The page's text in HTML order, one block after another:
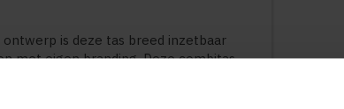
is deze tas breed inzetbaar
met eigen branding. Deze combitas
veiligheid en een
onderweg.